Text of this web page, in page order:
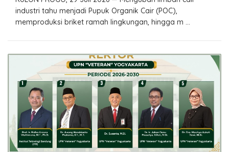
industri tahu menjadi Pupuk Organik Cair (POC),
memproduksi briket ramah lingkungan, hingga m ...